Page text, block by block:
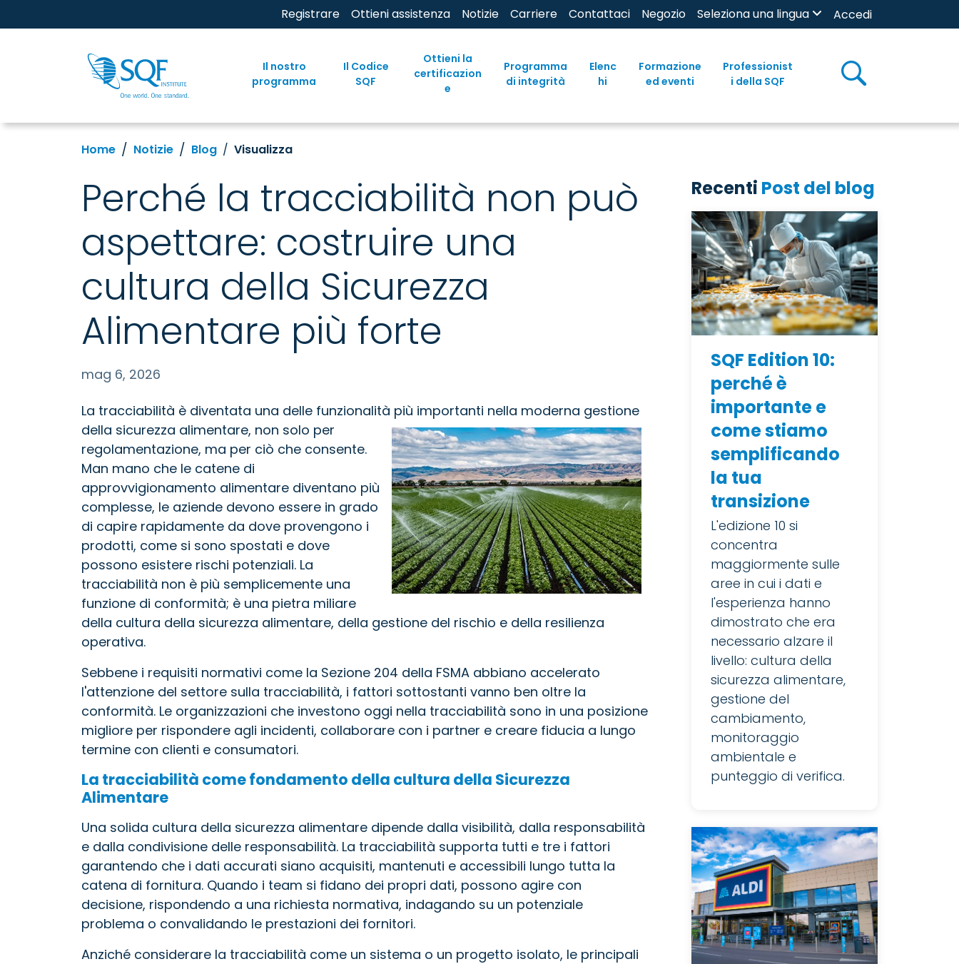
Registrare Ottieni assistenza Notizie Carriere Contattaci Negozio Seleziona una lingua Accedi
Il nostro
programma
Il Codice
SQF
Ottieni la
certificazion
e
Programma
di integrità
Elenc
hi
Formazione
ed eventi
Professionist
i della SQF
Home Notizie Blog Visualizza
Perché la tracciabilità non può
aspettare: costruire una
cultura della Sicurezza
Alimentare più forte
mag 6, 2026
La tracciabilità è diventata una delle funzionalità più importanti nella moderna gestione
della sicurezza alimentare, non solo per
regolamentazione, ma per ciò che consente.
Man mano che le catene di
approvvigionamento alimentare diventano più
complesse, le aziende devono essere in grado
di capire rapidamente da dove provengono i
prodotti, come si sono spostati e dove
possono esistere rischi potenziali. La
tracciabilità non è più semplicemente una
funzione di conformità; è una pietra miliare
della cultura della sicurezza alimentare, della gestione del rischio e della resilienza
operativa.
Sebbene i requisiti normativi come la Sezione 204 della FSMA abbiano accelerato
l'attenzione del settore sulla tracciabilità, i fattori sottostanti vanno ben oltre la
conformità. Le organizzazioni che investono oggi nella tracciabilità sono in una posizione
migliore per rispondere agli incidenti, collaborare con i partner e creare fiducia a lungo
termine con clienti e consumatori.
La tracciabilità come fondamento della cultura della Sicurezza
Alimentare
Una solida cultura della sicurezza alimentare dipende dalla visibilità, dalla responsabilità
e dalla condivisione delle responsabilità. La tracciabilità supporta tutti e tre i fattori
garantendo che i dati accurati siano acquisiti, mantenuti e accessibili lungo tutta la
catena di fornitura. Quando i team si fidano dei propri dati, possono agire con
decisione, rispondendo a una richiesta normativa, indagando su un potenziale
problema o convalidando le prestazioni dei fornitori.
Anziché considerare la tracciabilità come un sistema o un progetto isolato, le principali
Recenti Post del blog
SQF Edition 10:
perché è
importante e
come stiamo
semplificando
la tua
transizione
L'edizione 10 si
concentra
maggiormente sulle
aree in cui i dati e
l'esperienza hanno
dimostrato che era
necessario alzare il
livello: cultura della
sicurezza alimentare,
gestione del
cambiamento,
monitoraggio
ambientale e
punteggio di verifica.